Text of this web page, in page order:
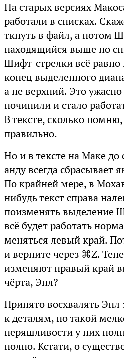
На старых версиях
работали в списках.
ткнуть в файл, а потом
находящийся выше по
Шифт-стрелки всё
конец выделенного
а не верхний. Это
починили и стало
В тексте, сколько
правильно.
Но и в тексте на Маке до
анду всегда сбрасывает
По крайней мере, в
нибудь текст справа
поизменять выделение
всё будет работать
меняться левый край.
и верните через ⌘Z.
изменяют правый край
чёрта, Эпл?
Принято восхвалять
к деталям, но такой
неряшливости у них
полно. Кстати, о